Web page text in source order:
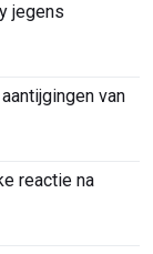
jegens
van
reactie na